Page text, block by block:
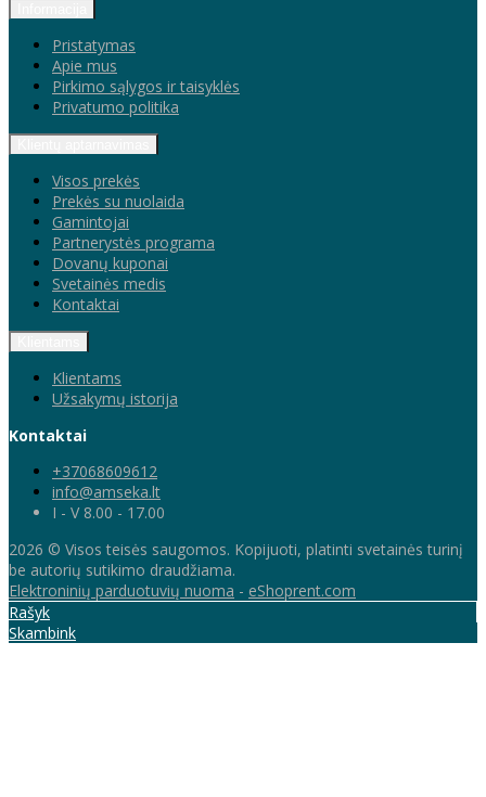
Pristatymas
Apie mus
Pirkimo sąlygos ir taisyklės
Privatumo politika
Visos prekės
Prekės su nuolaida
Gamintojai
Partnerystės programa
Dovanų kuponai
Svetainės medis
Kontaktai
Klientams
Užsakymų istorija
Kontaktai
+37068609612
info@amseka.lt
I - V 8.00 - 17.00
2026 © Visos teisės saugomos. Kopijuoti, platinti svetainės turinį
be autorių sutikimo draudžiama.
Elektroninių parduotuvių nuoma - eShoprent.com
Rašyk
Skambink